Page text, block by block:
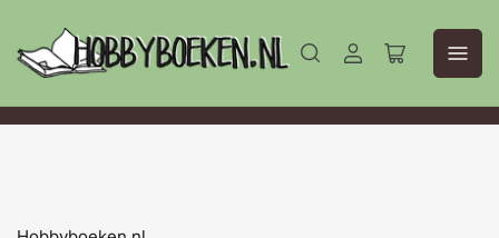
Aanmelden
Mini-
winkelwagen
openen